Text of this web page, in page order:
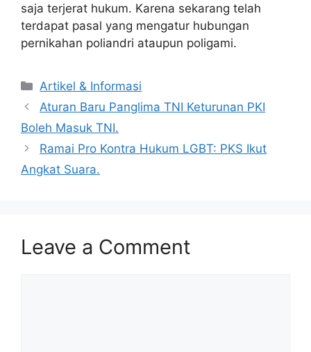
saja terjerat hukum. Karena sekarang telah
terdapat pasal yang mengatur hubungan
pernikahan poliandri ataupun poligami.
Artikel & Informasi
Aturan Baru Panglima TNI Keturunan PKI
Boleh Masuk TNI.
Ramai Pro Kontra Hukum LGBT: PKS Ikut
Angkat Suara.
Leave a Comment